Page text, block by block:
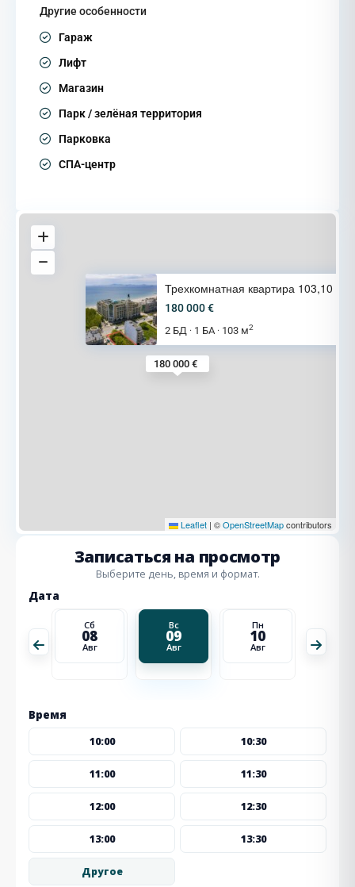
Другие особенности
Гараж
Лифт
Магазин
Парк / зелёная территория
Парковка
СПА-центр
180 000 €
Трехкомнатная квартира 103,10
180 000 €
2 БД · 1 БА · 103 м2
Leaflet | ©OpenStreetMapcontributors
Записаться на просмотр
Выберите день, время и формат.
Дата
Сб
08
Авг
Вс
09
Авг
Пн
10
Авг
Время
10:00 10:30
11:00 11:30
12:00 12:30
13:00 13:30
Другое